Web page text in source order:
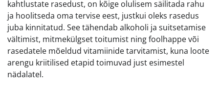
kahtlustate rasedust, on kõige olulisem säilitada rahu
ja hoolitseda oma tervise eest, justkui oleks rasedus
juba kinnitatud. See tähendab alkoholi ja suitsetamise
vältimist, mitmekülgset toitumist ning foolhappe või
rasedatele mõeldud vitamiinide tarvitamist, kuna loote
arengu kriitilised etapid toimuvad just esimestel
nädalatel.